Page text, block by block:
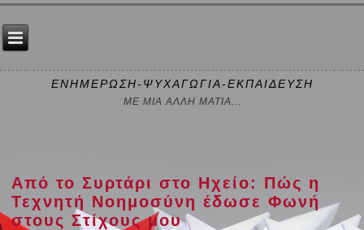
ΕΝΗΜΕΡΩΣΗ-ΨΥΧΑΓΩΓΙΑ-ΕΚΠΑΙΔΕΥΣΗ
ΜΕ ΜΙΑ ΑΛΛΗ ΜΑΤΙΑ...
Από το Συρτάρι στο Ηχείο: Πώς η
Τεχνητή Νοημοσύνη έδωσε Φωνή
στους Στίχους μου